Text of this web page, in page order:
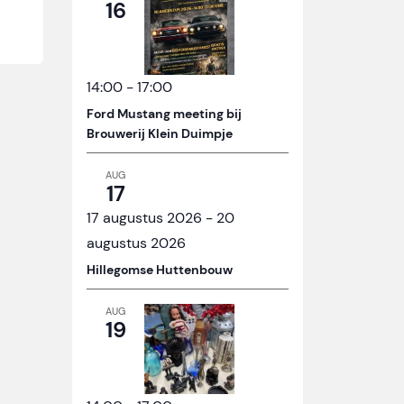
16
14:00 -17:00
Ford Mustang meeting bij
Brouwerij Klein Duimpje
AUG
17
17 augustus 2026 - 20
augustus 2026
Hillegomse Huttenbouw
AUG
19